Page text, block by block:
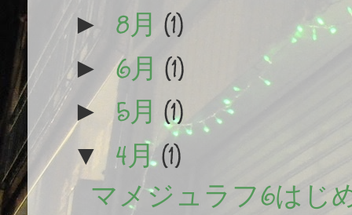
► 8月 (1)
►6月 (1)
►5月 (1)
▼ 4月(1)
マメジュラフ6はじ